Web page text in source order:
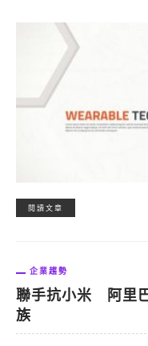
閱讀文章
企業趨勢
聯手抗小米 阿里
族